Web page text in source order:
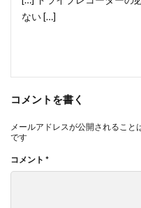
ない […]
コメントを書く
メールアドレスが公開されること
です
コメント *